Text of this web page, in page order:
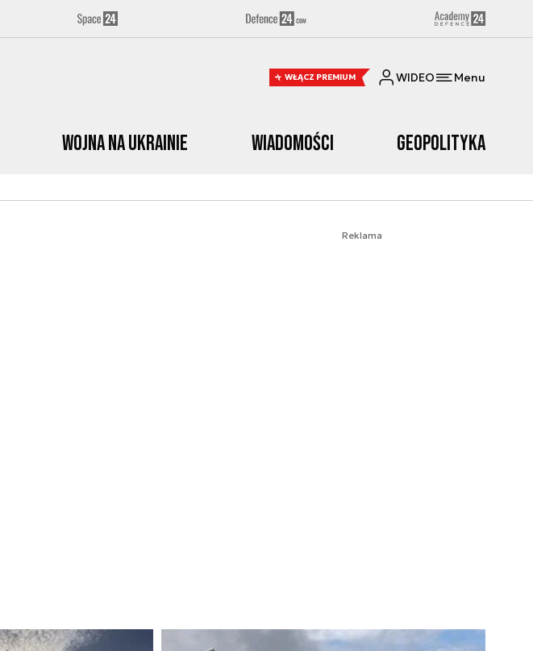
WŁĄCZ PREMIUM WIDEO Menu
Wojna na Ukrainie Wiadomości Geopolityka
Reklama